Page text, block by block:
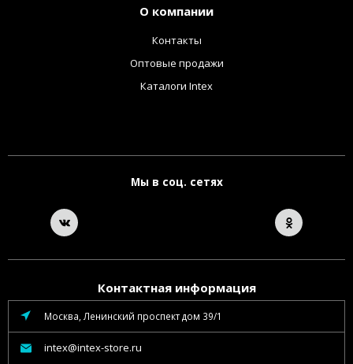
О компании
Контакты
Оптовые продажи
Каталоги Intex
Мы в соц. сетях
Контактная информация
Москва, Ленинский проспект дом 39/1
intex@intex-store.ru